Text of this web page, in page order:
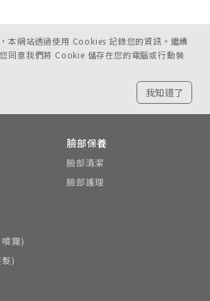
本網站透過使用 Cookies 記錄您的資訊。繼續
同意我們將 Cookie 儲存在您的電腦或行動裝
我知道了
霧)
)
臉部保養
臉部清潔
臉部護理